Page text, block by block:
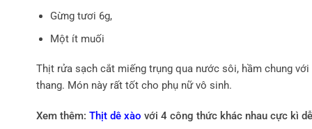
Gừng tươi 6g,
Một ít muối
Thịt rửa sạch cắt miếng trụng qua nước sôi, hầm chung
thang. Món này rất tốt cho phụ nữ vô sinh.
Xem thêm: Thịt dê xào với 4 công thức khác nhau cực kì